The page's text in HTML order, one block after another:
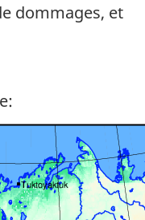
dommages, et